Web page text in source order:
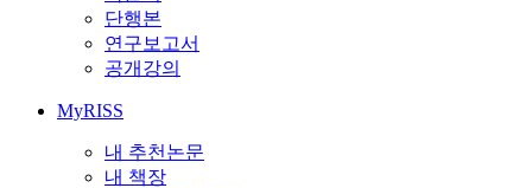
단행본
연구보고서
공개강의
MyRISS
내 추천논문
내 책장